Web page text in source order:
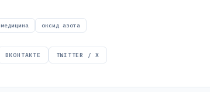
медицина оксид азота
ВКОНТАКТЕ TWITTER / X